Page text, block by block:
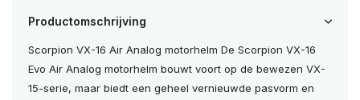
Productomschrijving
Scorpion VX-16 Air Analog motorhelm De Scorpion VX-16
Evo Air Analog motorhelm bouwt voort op de bewezen VX-
15-serie, maar biedt een geheel vernieuwde pasvorm en